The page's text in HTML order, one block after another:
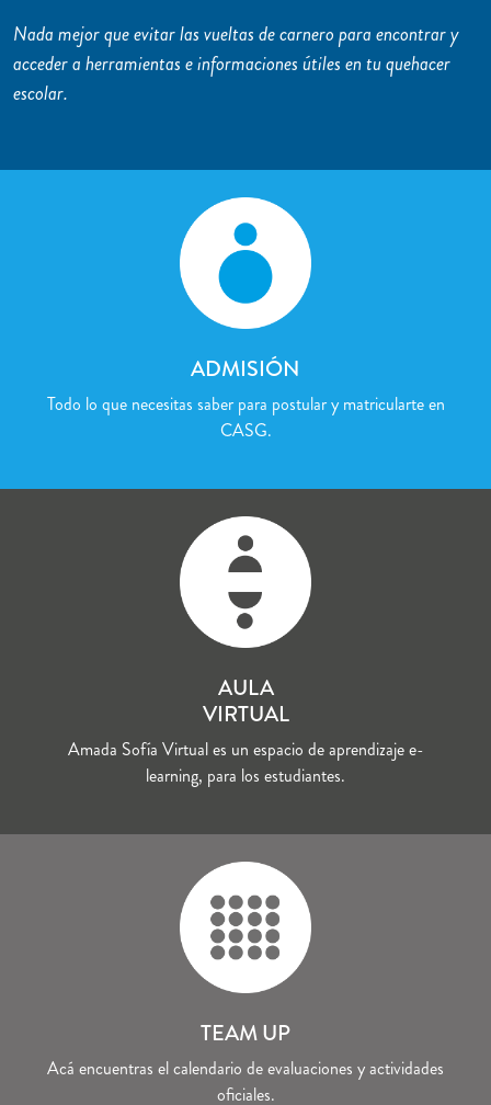
Nada mejor que evitar las vueltas de carnero para encontrar y
acceder a herramientas e informaciones útiles en tu quehacer
escolar.
ADMISIÓN
Todo lo que necesitas saber para postular y matricularte en
CASG.
AULA
VIRTUAL
Amada Sofía Virtual es un espacio de aprendizaje e-
learning, para los estudiantes.
TEAM UP
Acá encuentras el calendario de evaluaciones y actividades
oficiales.